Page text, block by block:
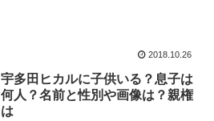
2018.10.26
宇多田ヒカルに子供いる？息子は
何人？名前と性別や画像は？親権
は